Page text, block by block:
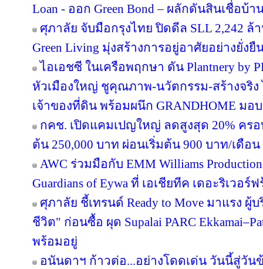
Loan - ออก Green Bond – ผลักดันสินเชื่อบ้า
ศุภาลัย จับมือกรุงไทย ปิดดีล SLL 2,242 ล้
Green Living มุ่งสร้างการอยู่อาศัยอย่างยั่งยื
ไอเอชซี ในเครือพฤกษา ดัน Plantnery by
หัวเมืองใหญ่ ชูคุณภาพ-นวัตกรรม-สร้างจริง
เจ้าของที่ดิน พร้อมผนึก GRANDHOME ม
กคช. เปิดแคมเปญใหญ่ ลดสูงสุด 20% ครอ
ต้น 250,000 บาท ผ่อนเริ่มต้น 900 บาท/เดือน
AWC ร่วมมือกับ EMM Williams
Guardians of Eywa ที่ เอเชียทีค เดอะริเวอ
ศุภาลัย ชี้เทรนด์ Ready to Move มาแรง
ชีวิต" ก่อนซื้อ ผุด Supalai PARC
พร้อมอยู่
อนันดาฯ ก้าวต่อ...อย่างโดดเด่น วันนี้สู่วัน